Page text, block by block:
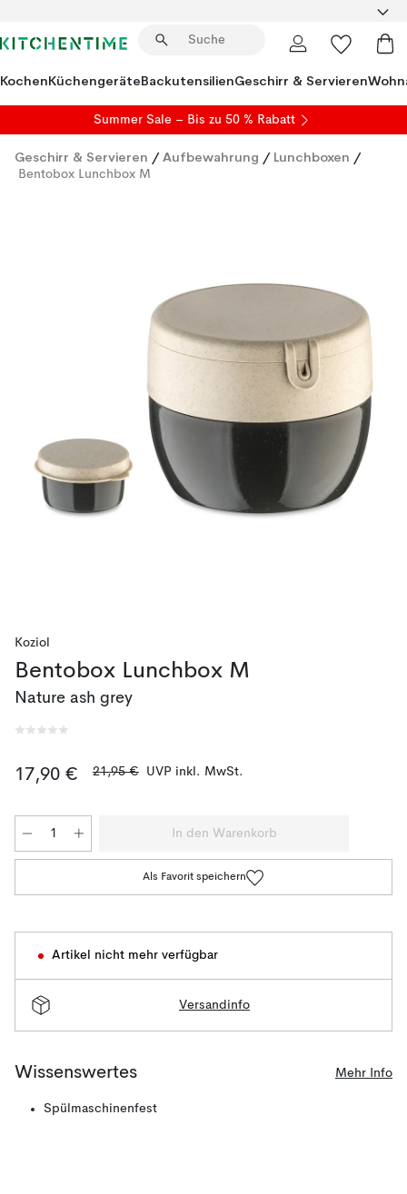
KochenKüchengeräteBackutensilienGeschirr & Servieren
Summer Sale – Bis zu 50 % Rabatt
Geschirr & Servieren / Aufbewahrung / Lunchboxen /
Bentobox Lunchbox M
Koziol
Bentobox Lunchbox M
Nature ash grey
17,90 € 21,95 € UVP inkl. MwSt.
In den Warenkorb
Als Favorit speichern
Artikel nicht mehr verfügbar
Versandinfo
Wissenswertes Mehr Info
Spülmaschinenfest